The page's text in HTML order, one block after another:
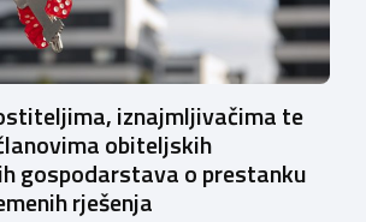
iznajmljivačima te
obiteljskih
gospodarstava o prestanku
rješenja